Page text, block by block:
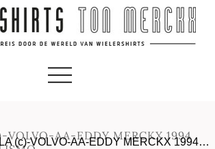
VOLVO-AA-EDDY MERCKX 1994
(c)-VOLVO-AA-EDDY MERCKX 1994…